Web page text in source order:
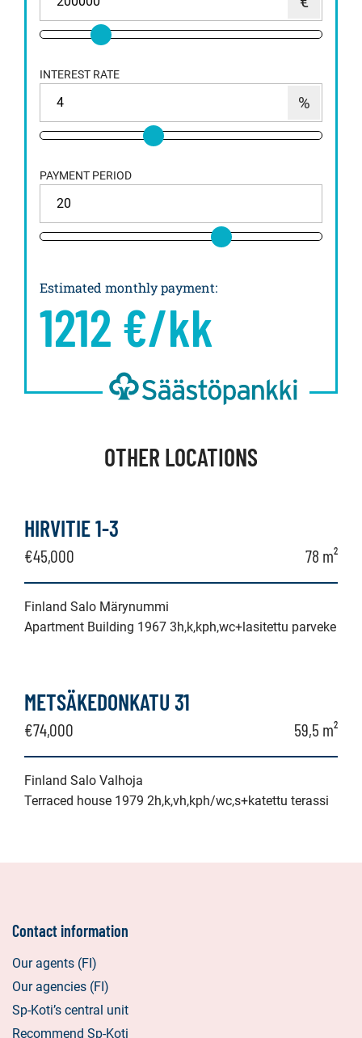
INTEREST RATE
PAYMENT PERIOD
Estimated monthly payment:
1212 €/kk
OTHER LOCATIONS
HIRVITIE 1-3
€45,000 78 m²
Finland Salo Märynummi
Apartment Building 1967 3h,k,kph,wc+lasitettu parveke
METSÄKEDONKATU 31
€74,000 59,5 m²
Finland Salo Valhoja
Terraced house 1979 2h,k,vh,kph/wc,s+katettu terassi
Contact information
Our agents (FI)
Our agencies (FI)
Sp-Koti’s central unit
Recommend Sp-Koti